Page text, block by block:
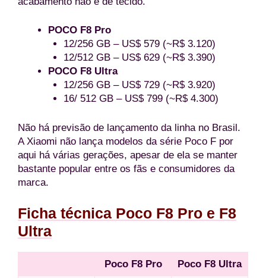
POCO F8 Pro
12/256 GB – US$ 579 (~R$ 3.120)
12/512 GB – US$ 629 (~R$ 3.390)
POCO F8 Ultra
12/256 GB – US$ 729 (~R$ 3.920)
16/ 512 GB – US$ 799 (~R$ 4.300)
Não há previsão de lançamento da linha no Brasil.
A Xiaomi não lança modelos da série Poco F por
aqui há várias gerações, apesar de ela se manter
bastante popular entre os fãs e consumidores da
marca.
Ficha técnica Poco F8 Pro e F8
Ultra
Poco F8 Pro Poco F8 Ultra